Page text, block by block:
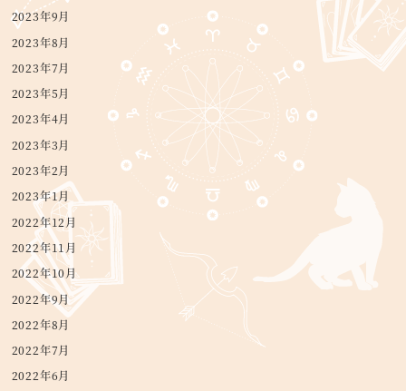
2023年9月
2023年8月
2023年7月
2023年5月
2023年4月
2023年3月
2023年2月
2023年1月
2022年12月
2022年11月
2022年10月
2022年9月
2022年8月
2022年7月
2022年6月